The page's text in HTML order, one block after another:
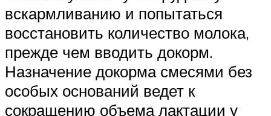
вскармливанию и попытаться
восстановить количество молока,
прежде чем вводить докорм.
Назначение докорма смесями без
особых оснований ведет к
сокращению объема лактации у